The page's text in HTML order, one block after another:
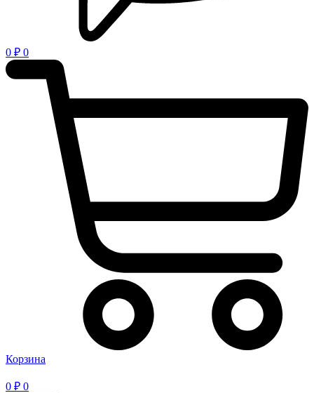
0 ₽ 0
Корзина
0 ₽ 0